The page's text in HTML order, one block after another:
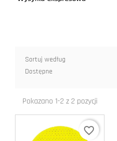
Sortuj według
Dostępne
Pokazano 1-2 z 2 pozycji
favorite_border